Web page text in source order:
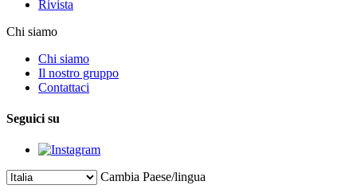
Rivista
Chi siamo
Chi siamo
Il nostro gruppo
Contattaci
Seguici su
Cambia Paese/lingua